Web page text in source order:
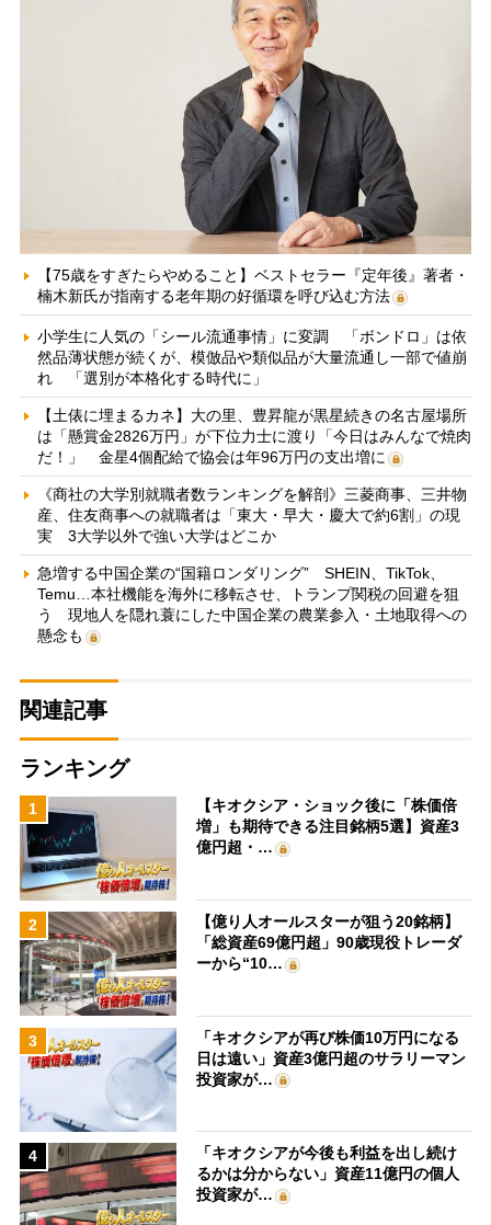
【75歳をすぎたらやめること】ベストセラー『定年後』著者・
楠木新氏が指南する老年期の好循環を呼び込む方法
小学生に人気の「シール流通事情」に変調 「ボンドロ」は依
然品薄状態が続くが、模倣品や類似品が大量流通し一部で値崩
れ 「選別が本格化する時代に」
【土俵に埋まるカネ】大の里、豊昇龍が黒星続きの名古屋場所
は「懸賞金2826万円」が下位力士に渡り「今日はみんなで焼肉
だ！」 金星4個配給で協会は年96万円の支出増に
《商社の大学別就職者数ランキングを解剖》三菱商事、三井物
産、住友商事への就職者は「東大・早大・慶大で約6割」の現
実 3大学以外で強い大学はどこか
急増する中国企業の“国籍ロンダリング” SHEIN、TikTok、
Temu…本社機能を海外に移転させ、トランプ関税の回避を狙
う 現地人を隠れ蓑にした中国企業の農業参入・土地取得への
懸念も
関連記事
ランキング
1
【キオクシア・ショック後に「株価倍
増」も期待できる注目銘柄5選】資産3
億円超・…
2
【億り人オールスターが狙う20銘柄】
「総資産69億円超」90歳現役トレーダ
ーから“10…
3
「キオクシアが再び株価10万円になる
日は遠い」資産3億円超のサラリーマン
投資家が…
4
「キオクシアが今後も利益を出し続け
るかは分からない」資産11億円の個人
投資家が…